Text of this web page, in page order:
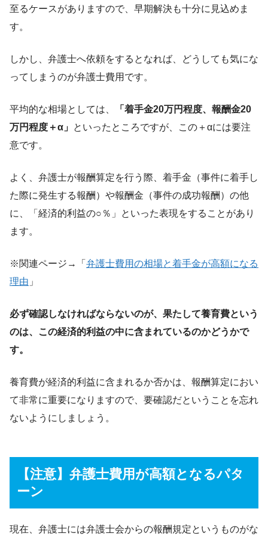
至るケースがありますので、早期解決も十分に見込めま
す。
しかし、弁護士へ依頼をするとなれば、どうしても気にな
ってしまうのが弁護士費用です。
平均的な相場としては、
「着手金20万円程度、報酬金20
万円程度＋α」 といったところですが、この＋αには要注
意です。
よく、弁護士が報酬算定を行う際、着手金（事件に着手し
た際に発生する報酬）や報酬金（事件の成功報酬）の他
に、「経済的利益の○％」といった表現をすることがあり
ます。
※関連ページ→「 弁護士費用の相場と着手金が高額になる
理由 」
必ず確認しなければならないのが、果たして養育費という
のは、この経済的利益の中に含まれているのかどうかで
す。
養育費が経済的利益に含まれるか否かは、報酬算定におい
て非常に重要になりますので、要確認だということを忘れ
ないようにしましょう。
【注意】弁護士費用が高額となるパタ
ーン
現在、弁護士には弁護士会からの報酬規定というものがな